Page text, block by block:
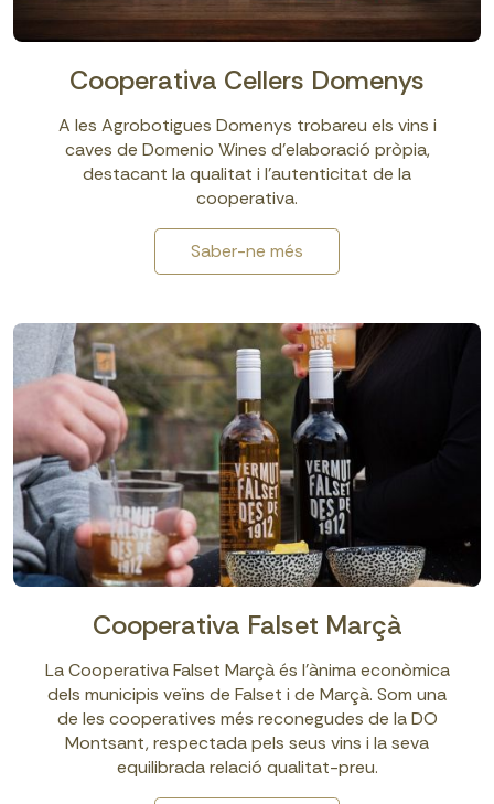
Cooperativa Cellers Domenys
A les Agrobotigues Domenys trobareu els vins i
caves de Domenio Wines d'elaboració pròpia,
destacant la qualitat i l’autenticitat de la
cooperativa.
Saber-ne més
Cooperativa Falset Marçà
La Cooperativa Falset Marçà és l’ànima econòmica
dels municipis veïns de Falset i de Marçà. Som una
de les cooperatives més reconegudes de la DO
Montsant, respectada pels seus vins i la seva
equilibrada relació qualitat-preu.